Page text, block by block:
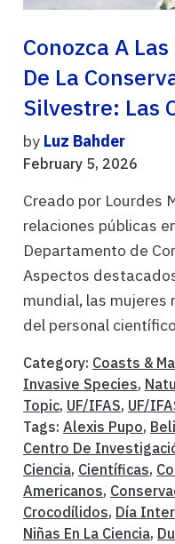
Conozca A
De La
Silvestre: Las
by Luz Bahder
February 5, 2026
Creado por Lourdes
relaciones públicas
Departamento de
Aspectos
mundial, las mujeres
del personal
Category: Coasts &
Invasive Species,
Topic, UF/IFAS, UF/
Tags: Alexis Pupo,
Centro De
Ciencia, Científicas,
Americanos,
Crocodílidos, Día
Niñas En La Ciencia,